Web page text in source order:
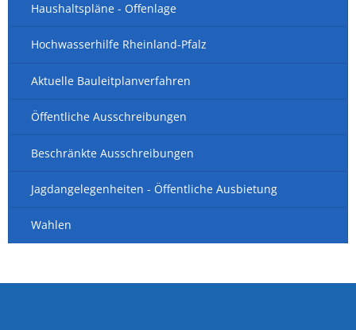
Haushaltspläne - Offenlage
Hochwasserhilfe Rheinland-Pfalz
Aktuelle Bauleitplanverfahren
Öffentliche Ausschreibungen
Beschränkte Ausschreibungen
Jagdangelegenheiten - Öffentliche Ausbietung
Wahlen